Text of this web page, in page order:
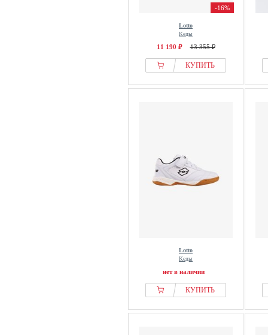
-16%
Lotto
Кеды
11 190 ₽ 13 355 ₽
КУПИТЬ
Lotto
Кеды
нет в наличии
КУПИТЬ